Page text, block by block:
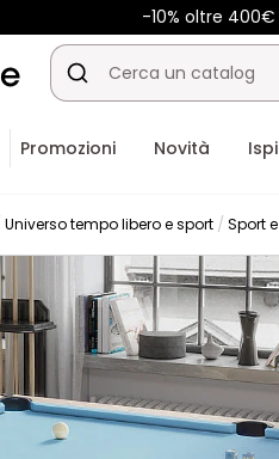
-10% oltre
Promozioni Novità
Universo tempo libero e sport Sport